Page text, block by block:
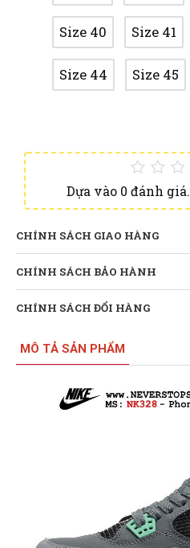
Dựa vào 0 đánh giá.
Size 40 Size 41
Size 44 Size 45
CHÍNH SÁCH GIAO HÀNG
CHÍNH SÁCH BẢO HÀNH
CHÍNH SÁCH ĐỔI HÀNG
MÔ TẢ SẢN PHẨM